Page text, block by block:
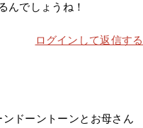
んでしょうね！
ログインして返信する
ドーントーンとお母さん